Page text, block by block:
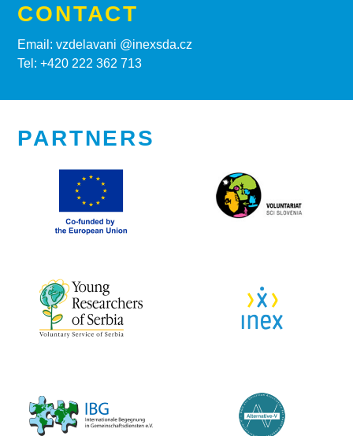
CONTACT
Email: vzdelavani @inexsda.cz
Tel: +420 222 362 713
PARTNERS